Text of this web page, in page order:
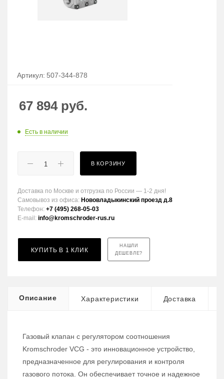
Артикул: 507-344-878
67 894руб.
Есть в наличии
В КОРЗИНУ
Доставка по Москве и отгрузка по России — 1-2 дня!
Самовывоз из офиса: Нововладыкинский проезд д.8
Телефон: +7 (495) 268-05-03
E-mail: info@kromschroder-rus.ru
КУПИТЬ В 1 КЛИК
НАШЛИ
ДЕШЕВЛЕ?
Описание Характеристики Доставка
Газовый клапан с регулятором соотношения
Kromschroder VCG - это инновационное устройство,
предназначенное для регулирования и контроля
газового потока. Он обеспечивает точное и надежное